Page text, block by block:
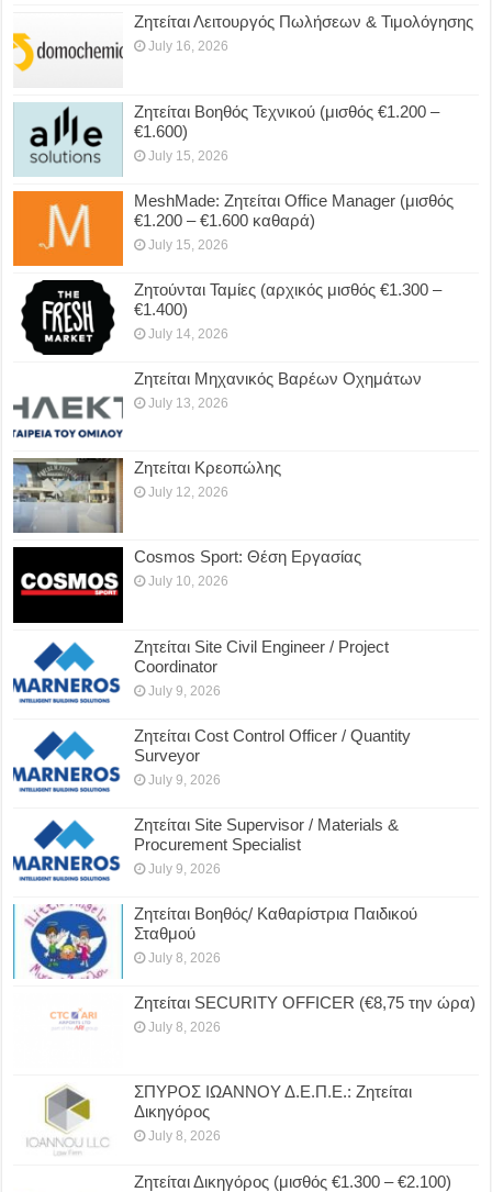
Ζητείται Λειτουργός Πωλήσεων & Τιμολόγησης
July 16, 2026
Ζητείται Βοηθός Τεχνικού (μισθός €1.200 –
€1.600)
July 15, 2026
MeshMade: Ζητείται Office Manager (μισθός
€1.200 – €1.600 καθαρά)
July 15, 2026
Ζητούνται Ταμίες (αρχικός μισθός €1.300 –
€1.400)
July 14, 2026
Ζητείται Μηχανικός Βαρέων Οχημάτων
July 13, 2026
Ζητείται Κρεοπώλης
July 12, 2026
Cosmos Sport: Θέση Εργασίας
July 10, 2026
Ζητείται Site Civil Engineer / Project
Coordinator
July 9, 2026
Ζητείται Cost Control Officer / Quantity
Surveyor
July 9, 2026
Ζητείται Site Supervisor / Materials &
Procurement Specialist
July 9, 2026
Ζητείται Βοηθός/ Καθαρίστρια Παιδικού
Σταθμού
July 8, 2026
Ζητείται SECURITY OFFICER (€8,75 την ώρα)
July 8, 2026
ΣΠΥΡΟΣ ΙΩΑΝΝΟΥ Δ.Ε.Π.Ε.: Ζητείται
Δικηγόρος
July 8, 2026
Ζητείται Δικηγόρος (μισθός €1.300 – €2.100)